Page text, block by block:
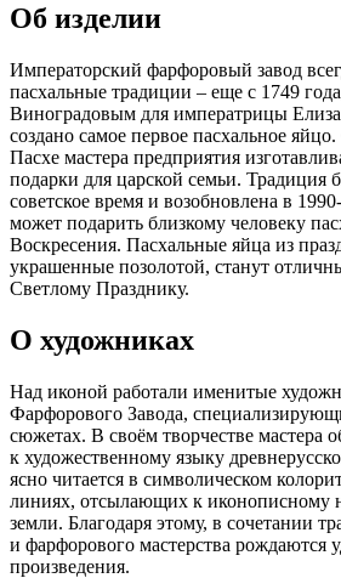
Об изделии
Императорский фарфоровый завод
пасхальные традиции – еще с 1749
Виноградовым для императрицы
создано самое первое пасхальное
Пасхе мастера предприятия
подарки для царской семьи. Традиция
советское время и возобновлена в
может подарить близкому человеку
Воскресения. Пасхальные яйца из
украшенные позолотой, станут
Светлому Празднику.
О художниках
Над иконой работали именитые
Фарфорового Завода,
сюжетах. В своём творчестве мастера
к художественному языку
ясно читается в символическом
линиях, отсылающих к иконописному
земли. Благодаря этому, в сочетании
и фарфорового мастерства рождаются
произведения.